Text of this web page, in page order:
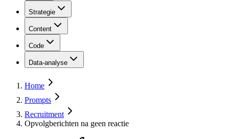
Strategie
Content
Code
Data-analyse
Home
Prompts
Recruitment
Opvolgberichten na geen reactie